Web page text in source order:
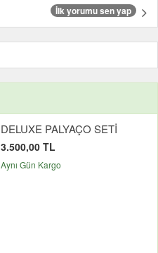
İlk yorumu sen yap
DELUXE PALYAÇO SETİ
3.500,00 TL
Aynı Gün Kargo